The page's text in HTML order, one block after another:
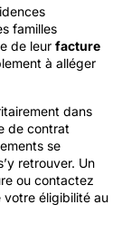
familles
de leur facture
à alléger
dans
de contrat
se
retrouver. Un
ou contactez
éligibilité au